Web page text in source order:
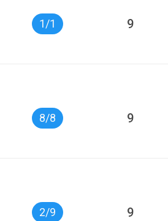
1/1 9
8/8 9
2/9 9